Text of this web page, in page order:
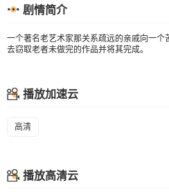
剧情简介
一个著名老艺术家那关系疏远的亲戚向一
去窃取老者未做完的作品并将其完成。
播放加速云
高清
播放高清云